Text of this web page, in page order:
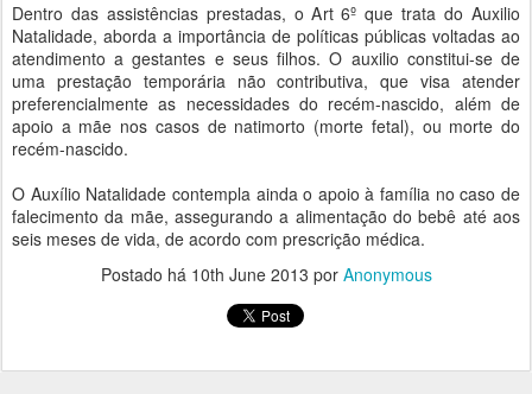
Dentro das assistências prestadas, o Art 6º que trata do Auxilio
Natalidade, aborda a importância de políticas públicas voltadas ao
atendimento a gestantes e seus filhos. O auxilio constitui-se de
uma prestação temporária não contributiva, que visa atender
preferencialmente as necessidades do recém-nascido, além de
apoio a mãe nos casos de natimorto (morte fetal), ou morte do
recém-nascido.
O Auxílio Natalidade contempla ainda o apoio à família no caso de
falecimento da mãe, assegurando a alimentação do bebê até aos
seis meses de vida, de acordo com prescrição médica.
Postado há 10th June 2013 por Anonymous